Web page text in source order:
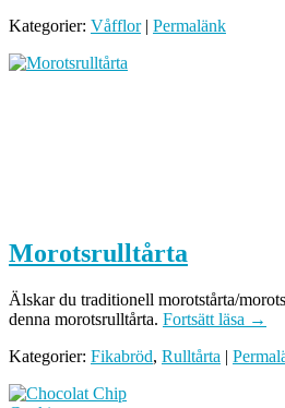
Kategorier: Våfflor| Permalänk
Morotsrulltårta
Älskar du traditionell morotstårta/
denna morotsrulltårta. Fortsätt läsa →
Kategorier: Fikabröd, Rulltårta |